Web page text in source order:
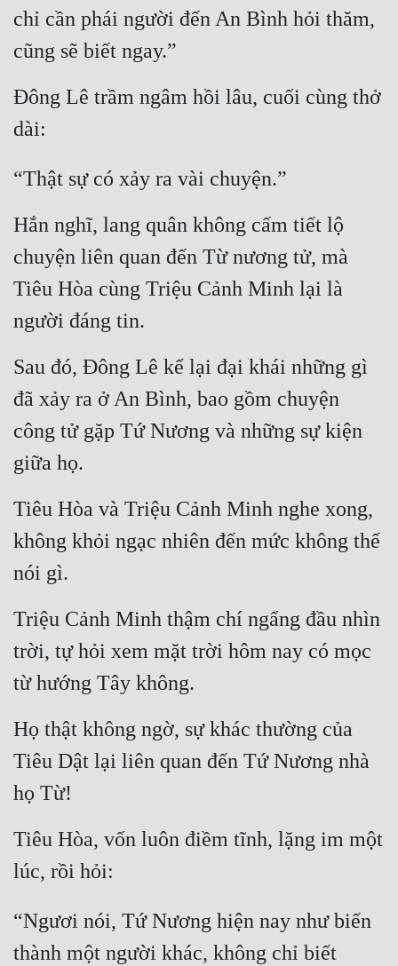
chỉ cần phái người đến An Bình hỏi thăm,
cũng sẽ biết ngay.”
Đông Lê trầm ngâm hồi lâu, cuối cùng thở
dài:
“Thật sự có xảy ra vài chuyện.”
Hắn nghĩ, lang quân không cấm tiết lộ
chuyện liên quan đến Từ nương tử, mà
Tiêu Hòa cùng Triệu Cảnh Minh lại là
người đáng tin.
Sau đó, Đông Lê kể lại đại khái những gì
đã xảy ra ở An Bình, bao gồm chuyện
công tử gặp Tứ Nương và những sự kiện
giữa họ.
Tiêu Hòa và Triệu Cảnh Minh nghe xong,
không khỏi ngạc nhiên đến mức không thể
nói gì.
Triệu Cảnh Minh thậm chí ngẩng đầu nhìn
trời, tự hỏi xem mặt trời hôm nay có mọc
từ hướng Tây không.
Họ thật không ngờ, sự khác thường của
Tiêu Dật lại liên quan đến Tứ Nương nhà
họ Từ!
Tiêu Hòa, vốn luôn điềm tĩnh, lặng im một
lúc, rồi hỏi:
“Ngươi nói, Tứ Nương hiện nay như biến
thành một người khác, không chỉ biết